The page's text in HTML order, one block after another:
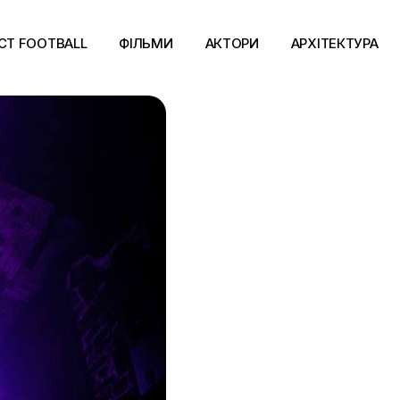
FOOTBALL ФІЛЬМИ АКТОРИ АРХІТЕКТУРА